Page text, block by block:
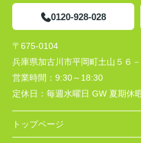
0120-928-028
〒675-0104
兵庫県加古川市平岡町土山５６－
営業時間： 9:30～18:30
定休日： 毎週水曜日 GW 夏期
トップページ